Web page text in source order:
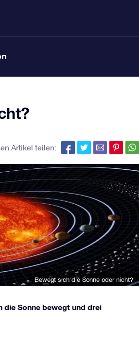
Artikel teilen:
Bewegt sich die Sonne oder nicht?
die Sonne bewegt und drei